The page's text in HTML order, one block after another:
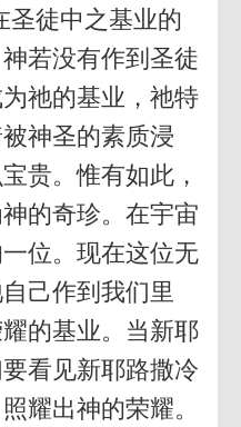
圣徒中之基业的
若没有作到圣徒
祂的基业，祂特
神圣的素质浸
贵。惟有如此，
的奇珍。在宇宙
位。现在这位无
己作到我们里
的基业。当新耶
看见新耶路撒冷
耀出神的荣耀。